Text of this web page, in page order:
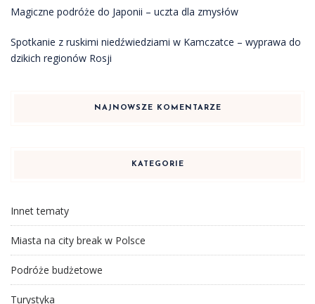
Magiczne podróże do Japonii – uczta dla zmysłów
Spotkanie z ruskimi niedźwiedziami w Kamczatce – wyprawa do
dzikich regionów Rosji
NAJNOWSZE KOMENTARZE
KATEGORIE
Innet tematy
Miasta na city break w Polsce
Podróże budżetowe
Turystyka